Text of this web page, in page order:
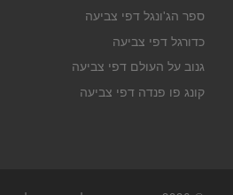
ספר הג'ונגל דפי צביעה
כדורגל דפי צביעה
גנוב על העולם דפי צביעה
קונג פו פנדה דפי צביעה